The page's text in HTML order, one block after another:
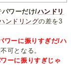
パワーだけ/ハンドリ
ンドリングの差を3
ワーに振りすぎだ/ハ
可となる。
ーに振りすぎじゃ